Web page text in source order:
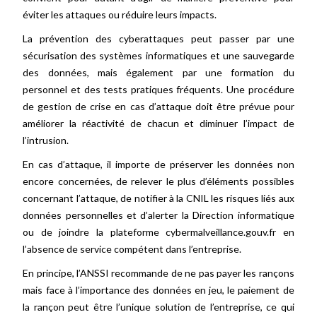
éviter les attaques ou réduire leurs impacts.
La prévention des cyberattaques peut passer par une
sécurisation des systèmes informatiques et une sauvegarde
des données, mais également par une formation du
personnel et des tests pratiques fréquents. Une procédure
de gestion de crise en cas d’attaque doit être prévue pour
améliorer la réactivité de chacun et diminuer l’impact de
l’intrusion.
En cas d’attaque, il importe de préserver les données non
encore concernées, de relever le plus d’éléments possibles
concernant l’attaque, de notifier à la CNIL les risques liés aux
données personnelles et d’alerter la Direction informatique
ou de joindre la plateforme cybermalveillance.gouv.fr en
l’absence de service compétent dans l’entreprise.
En principe, l’ANSSI recommande de ne pas payer les rançons
mais face à l’importance des données en jeu, le paiement de
la rançon peut être l’unique solution de l’entreprise, ce qui